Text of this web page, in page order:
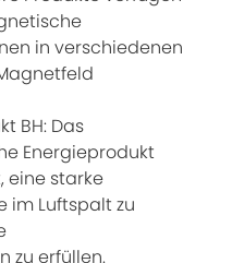
in verschiedenen
BH: Das
Energieprodukt
eine starke
im Luftspalt zu
zu erfüllen.